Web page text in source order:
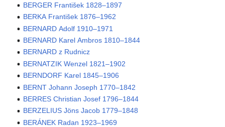
BERGER František 1828–1897
BERKA František 1876–1962
BERNARD Adolf 1910–1971
BERNARD Karel Ambros 1810–1844
BERNARD z Rudnicz
BERNATZIK Wenzel 1821–1902
BERNDORF Karel 1845–1906
BERNT Johann Joseph 1770–1842
BERRES Christian Josef 1796–1844
BERZELIUS Jöns Jacob 1779–1848
BERÁNEK Radan 1923–1969